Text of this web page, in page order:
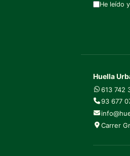
He leído
Huella
613 742
93 677
Carrer